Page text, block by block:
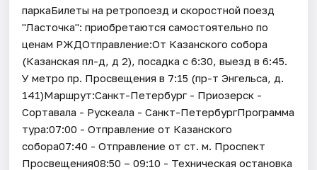
паркаБилеты на ретропоезд и скоростной поезд
"Ласточка": приобретаются самостоятельно по
ценам РЖДОтправление:От Казанского собора
(Казанская пл-д, д 2), посадка с 6:30, выезд в 6:45.
У метро пр. Просвещения в 7:15 (пр-т Энгельса, д.
141)Маршрут:Санкт-Петербург - Приозерск -
Сортавала - Рускеала - Санкт-ПетербургПрограмма
тура:07:00 - Отправление от Казанского
собора07:40 - Отправление от ст. м. Проспект
Просвещения08:50 – 09:10 - Техническая остановка